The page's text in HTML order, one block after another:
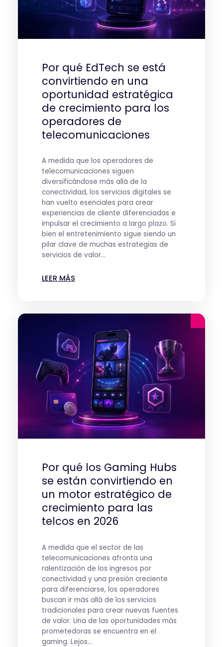
Por qué EdTech se está
convirtiendo en una
oportunidad estratégica
de crecimiento para los
operadores de
telecomunicaciones
A medida que los operadores de
telecomunicaciones siguen
diversificándose más allá de la
conectividad, los servicios digitales se
han vuelto esenciales para crear
experiencias de cliente diferenciadas e
impulsar el crecimiento a largo plazo. Si
bien el entretenimiento sigue siendo un
pilar clave de muchas estrategias de
servicios de valor...
LEER MÁS
Por qué los Gaming Hubs
se están convirtiendo en
un motor estratégico de
crecimiento para las
telcos en 2026
A medida que el sector de las
telecomunicaciones afronta una
ralentización de los ingresos por
conectividad y una presión creciente
para diferenciarse, los operadores
buscan ir más allá de los servicios
tradicionales para crear nuevas fuentes
de valor. Una de las oportunidades más
prometedoras se encuentra en el
gaming. Lejos...